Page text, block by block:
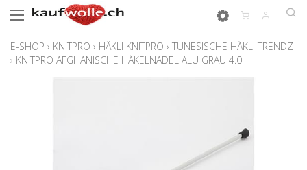
E-SHOP › KNITPRO › HÄKLI KNITPRO › TUNESISCHE HÄKLI TRENDZ
› KNITPRO AFGHANISCHE HÄKELNADEL ALU GRAU 4.0